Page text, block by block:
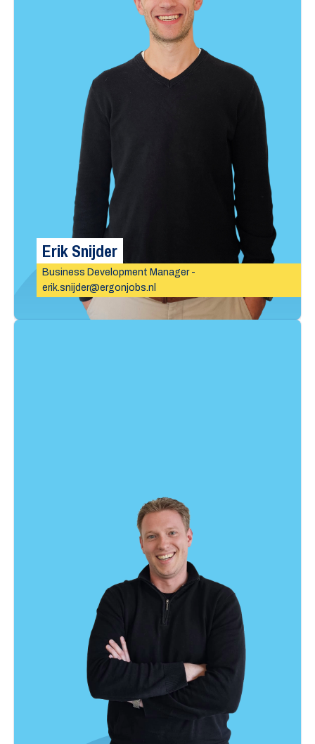
Erik Snijder
Business Development Manager -
erik.snijder@ergonjobs.nl